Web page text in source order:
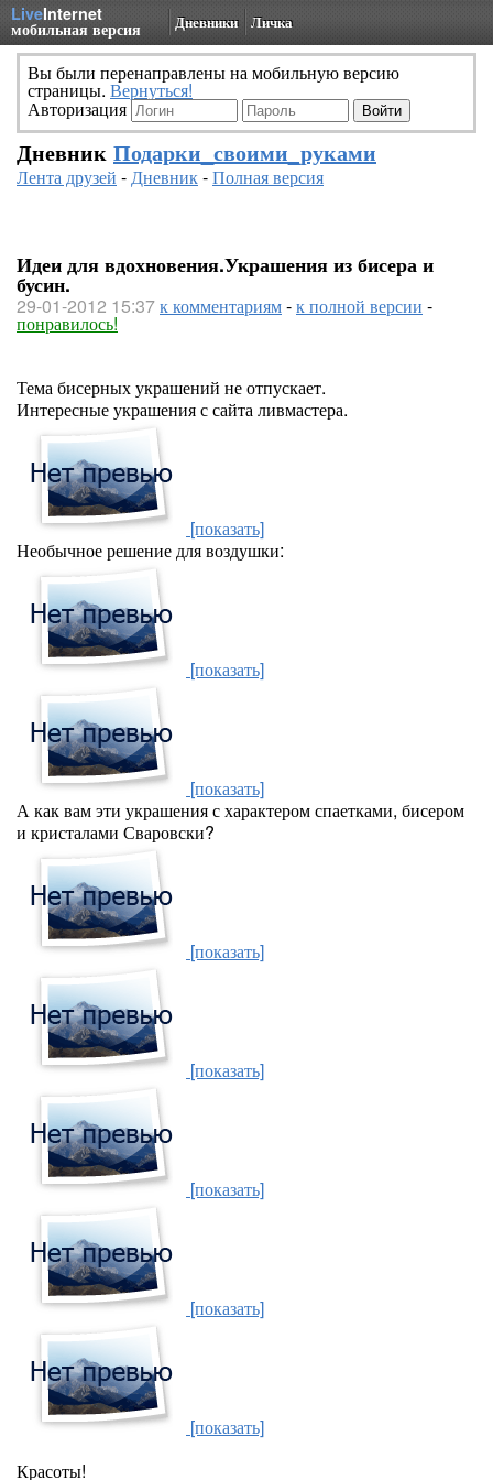
LiveInternet
мобильная версия Дневники Личка
Вы были перенаправлены на мобильную версию
страницы. Вернуться!
Авторизация
Дневник Подарки_своими_руками
Лента друзей -Дневник-Полная версия
Идеи для вдохновения.Украшения из бисера и
бусин.
29-01-2012 15:37к комментариям-к полной версии -
понравилось!
Тема бисерных украшений не отпускает.
Интересные украшения с сайта ливмастера.
[показать]
Необычное решение для воздушки:
[показать]
[показать]
А как вам эти украшения с характером спаетками, бисером
и кристалами Сваровски?
[показать]
[показать]
[показать]
[показать]
[показать]
Красоты!